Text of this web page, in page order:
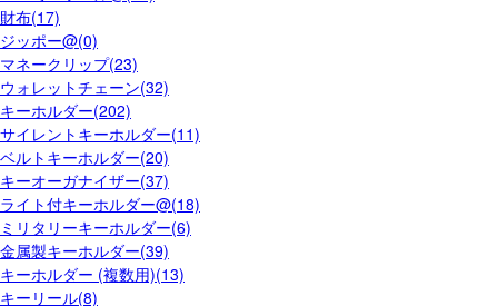
財布(17)
ジッポー@(0)
マネークリップ(23)
ウォレットチェーン(32)
キーホルダー(202)
サイレントキーホルダー(11)
ベルトキーホルダー(20)
キーオーガナイザー(37)
ライト付キーホルダー@(18)
ミリタリーキーホルダー(6)
金属製キーホルダー(39)
キーホルダー (複数用)(13)
キーリール(8)